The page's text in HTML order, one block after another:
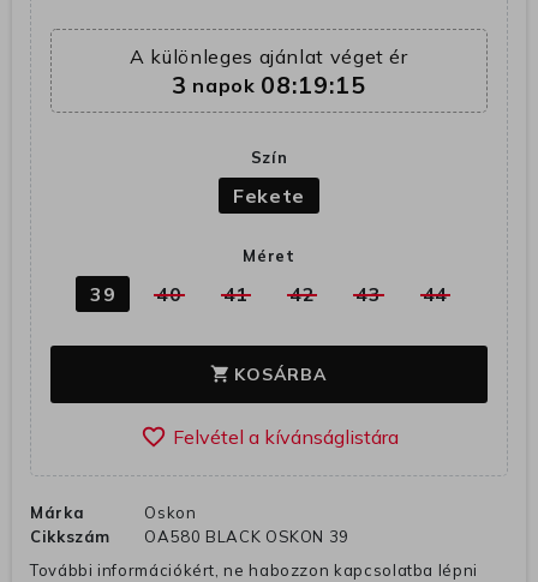
A különleges ajánlat véget ér
3 napok 08:19:14
Szín
Fekete
Méret
39 40 41 42 43 44
shopping_cart KOSÁRBA
favorite_border
Márka
Oskon
Cikkszám
OA580 BLACK OSKON 39
További információkért, ne habozzon kapcsolatba lépni